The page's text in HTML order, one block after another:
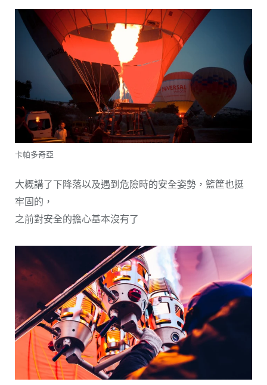
卡帕多奇亞
大概講了下降落以及遇到危險時的安全姿勢，籃筐也挺
牢固的，
之前對安全的擔心基本沒有了